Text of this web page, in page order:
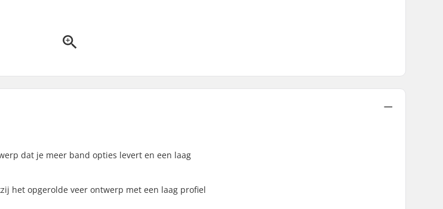
dat je meer band opties levert en een laag
het opgerolde veer ontwerp met een laag profiel